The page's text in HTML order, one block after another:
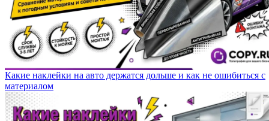
Какие наклейки на авто держатся дольше и как не ошибиться с
материалом